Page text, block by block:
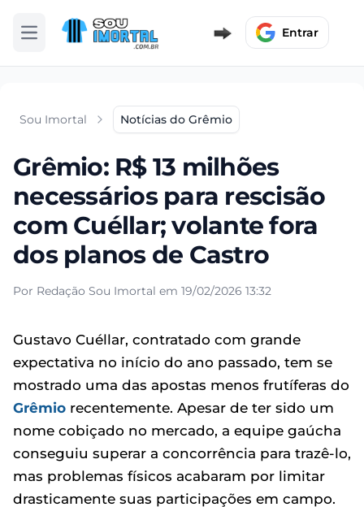
Abrir menu Entrar
Sou Imortal Notícias do Grêmio
Grêmio: R$ 13 milhões
necessários para rescisão
com Cuéllar; volante fora
dos planos de Castro
Por Redação Sou Imortal em 19/02/2026 13:32
Gustavo Cuéllar, contratado com grande
expectativa no início do ano passado, tem se
mostrado uma das apostas menos frutíferas do
Grêmio recentemente. Apesar de ter sido um
nome cobiçado no mercado, a equipe gaúcha
conseguiu superar a concorrência para trazê-lo,
mas problemas físicos acabaram por limitar
drasticamente suas participações em campo.